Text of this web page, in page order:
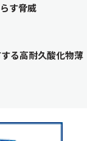
す脅威
る高耐久酸化物薄